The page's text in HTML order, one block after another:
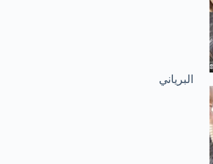
البرياني